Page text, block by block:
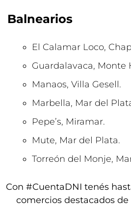
Balnearios
El Calamar Loco,
Guardalavaca, Monte
Manaos, Villa Gesell.
Marbella, Mar del
Pepe’s, Miramar.
Mute, Mar del Plata.
Torreón del Monje,
Con #CuentaDNI tenés
comercios destacados